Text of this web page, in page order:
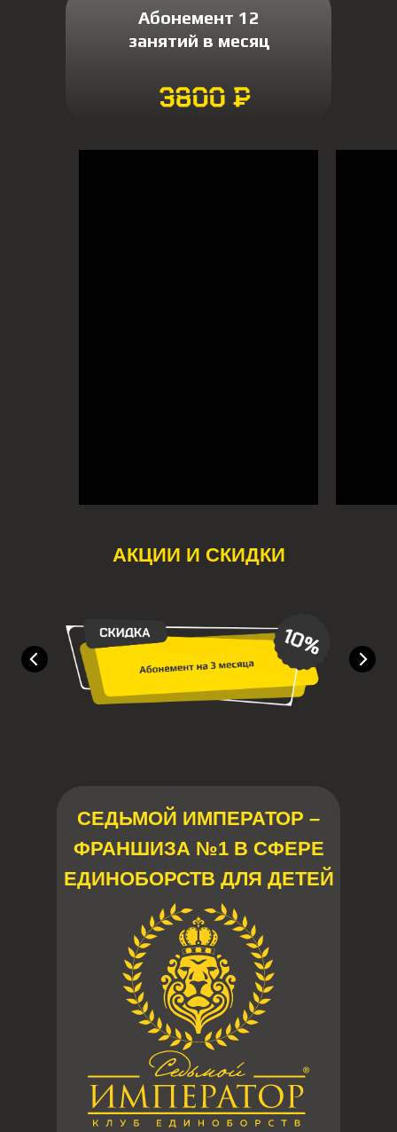
Абонемент 12
занятий в месяц
АКЦИИ И СКИДКИ
СЕДЬМОЙ ИМПЕРАТОР –
ФРАНШИЗА №1 В СФЕРЕ
ЕДИНОБОРСТВ ДЛЯ ДЕТЕЙ